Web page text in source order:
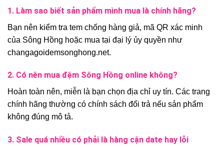
1. Làm sao biết sản phẩm mình mua là chính hãng?
Bạn nên kiểm tra tem chống hàng giả, mã QR xác minh
của Sông Hồng hoặc mua tại đại lý ủy quyền như
changagoidemsonghong.net.
2. Có nên mua đệm Sông Hồng online không?
Hoàn toàn nên, miễn là bạn chọn địa chỉ uy tín. Các trang
chính hãng thường có chính sách đổi trả nếu sản phẩm
không đúng mô tả.
3. Sale quá nhiều có phải là hàng cận date hay lỗi